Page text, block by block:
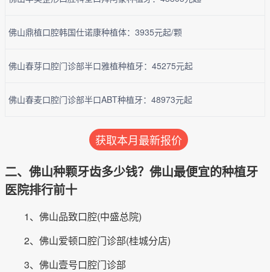
佛山鼎植口腔韩国仕诺康种植体：3935元起/颗
佛山春芽口腔门诊部半口雅植种植牙：45275元起
佛山春麦口腔门诊部半口ABT种植牙：48973元起
获取本月最新报价
二、佛山种颗牙齿多少钱？佛山最便宜的种植牙
医院排行前十
1、佛山品致口腔(中盛总院)
2、佛山爱顿口腔门诊部(桂城分店)
3、佛山壹号口腔门诊部